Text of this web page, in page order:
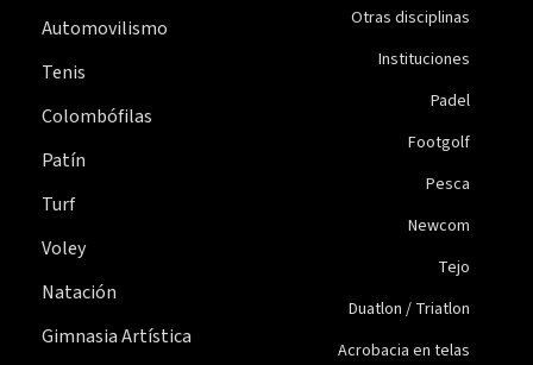
Automovilismo
Tenis
Colombófilas
Patín
Turf
Voley
Natación
Gimnasia Artística
Otras disciplinas
Instituciones
Padel
Footgolf
Pesca
Newcom
Tejo
Duatlon / Triatlon
Acrobacia en telas